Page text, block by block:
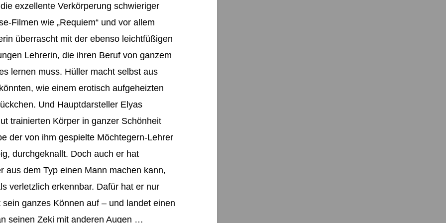
exzellente Verkörperung schwieriger
Filmen wie „Requiem“ und vor allem
überrascht mit der ebenso leichtfüßigen
Lehrerin, die ihren Beruf von ganzem
lernen muss. Hüller macht selbst aus
wie einem erotisch aufgeheizten
Und Hauptdarsteller Elyas
trainierten Körper in ganzer Schönheit
der von ihm gespielte Möchtegern-Lehrer
durchgeknallt. Doch auch er hat
aus dem Typ einen Mann machen kann,
verletzlich erkennbar. Dafür hat er nur
ganzes Können auf – und landet einen
seinen Zeki mit anderen Augen …